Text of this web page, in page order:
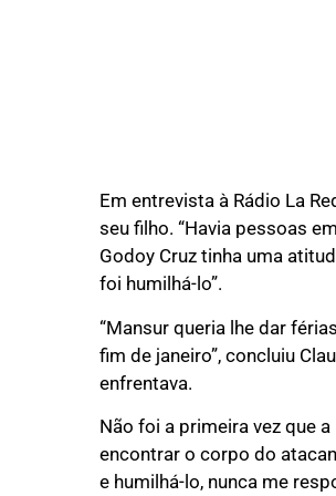
Em entrevista à Rádio La
seu filho. “Havia pessoas
Godoy Cruz tinha uma
foi humilhá-lo”.
“Mansur queria lhe dar
fim de janeiro”, concluiu
enfrentava.
Não foi a primeira vez que
encontrar o corpo do
e humilhá-lo, nunca me